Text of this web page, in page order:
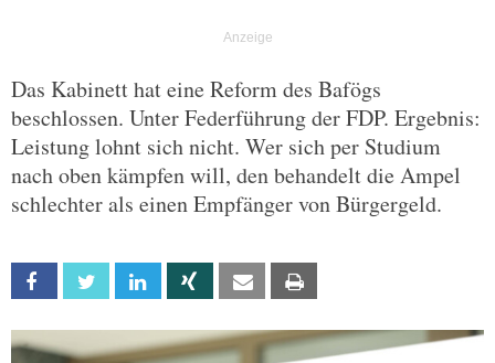
Das Kabinett hat eine Reform des Bafögs
beschlossen. Unter Federführung der FDP. Ergebnis:
Leistung lohnt sich nicht. Wer sich per Studium
nach oben kämpfen will, den behandelt die Ampel
schlechter als einen Empfänger von Bürgergeld.
Facebook Twitter Linkedin Xing Email